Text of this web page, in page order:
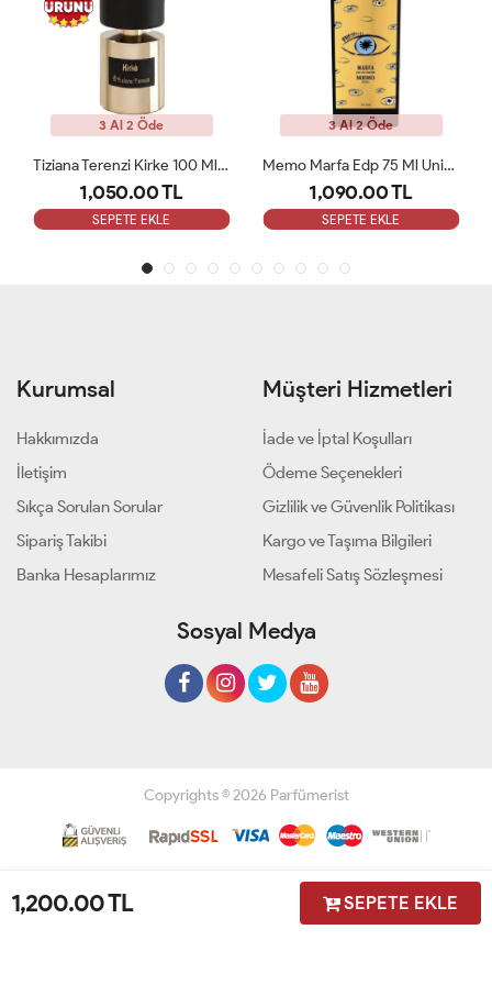
1,200.00TL SEPETE EKLE
Tiziana Terenzi Kirke 100 Ml EDP Unisex Tester Parfum
3 Al 2 Öde
1,090.00 TL
SEPETE EKLE
3 Al 2 Öde
1,180.00 TL
SEPETE EKLE
Kurumsal
Hakkımızda
İletişim
Sıkça Sorulan Sorular
Sipariş Takibi
Banka Hesaplarımız
Müşteri Hizmetleri
İade ve İptal Koşulları
Ödeme Seçenekleri
Gizlilik ve Güvenlik Politikası
Kargo ve Taşıma Bilgileri
Mesafeli Satış Sözleşmesi
Sosyal Medya
Copyrights © 2026 Parfümerist
Geliştir - powered by innovation
Sipariş Takibi İletişim